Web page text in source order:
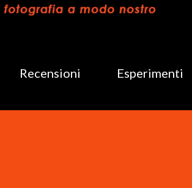
Recensioni Esperimenti